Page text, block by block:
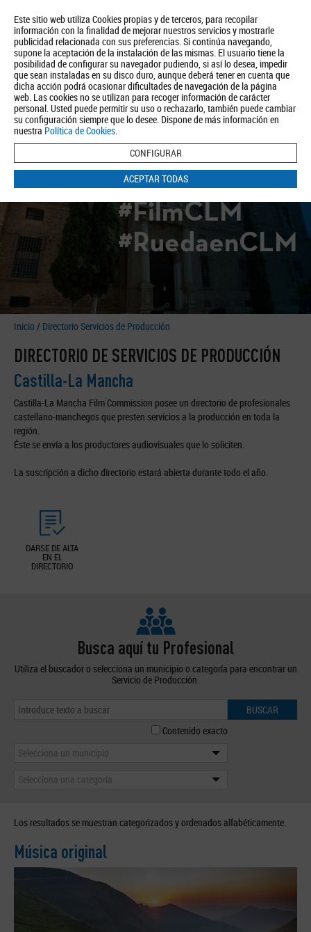
Este sitio web utiliza Cookies propias y de terceros, para recopilar
información con la finalidad de mejorar nuestros servicios y mostrarle
publicidad relacionada con sus preferencias. Si continúa navegando,
supone la aceptación de la instalación de las mismas. El usuario tiene la
posibilidad de configurar su navegador pudiendo, si así lo desea, impedir
que sean instaladas en su disco duro, aunque deberá tener en cuenta que
dicha acción podrá ocasionar dificultades de navegación de la página
web. Las cookies no se utilizan para recoger información de carácter
personal. Usted puede permitir su uso o rechazarlo, también puede cambiar
su configuración siempre que lo desee. Dispone de más información en
nuestra Política de Cookies.
CONFIGURAR
ACEPTAR TODAS
Quiénes somos Turismo Política de Privacidad Aviso Legal
Política de Cookies
BUSCAR
#FilmCLM
#RuedaenCLM
Inicio / Directorio Servicios de Producción
DIRECTORIO DE SERVICIOS DE PRODUCCIÓN
Castilla-La Mancha
Castilla-La Mancha Film Commission posee un directorio de profesionales
castellano-manchegos que presten servicios a la producción en toda la
región.
Éste se envía a los productores audiovisuales que lo soliciten.
La suscripción a dicho directorio estará abierta durante todo el año.
DARSE DE ALTA
EN EL
DIRECTORIO
Busca aquí tu Profesional
Utiliza el buscador o selecciona un municipio o categoría para encontrar un
Servicio de Producción.
BUSCAR
Contenido exacto
Selecciona un municipio
Selecciona una categoría
Los resultados se muestran categorizados y ordenados alfabéticamente.
Música original